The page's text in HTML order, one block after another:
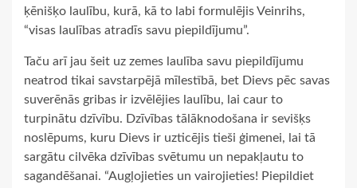
ķēnišķo laulību, kurā, kā to labi formulējis Veinrihs,
“visas laulības atradīs savu piepildījumu”.
Taču arī jau šeit uz zemes laulība savu piepildījumu
neatrod tikai savstarpējā mīlestībā, bet Dievs pēc savas
suverēnās gribas ir izvēlējies laulību, lai caur to
turpinātu dzīvību. Dzīvības tālāknodošana ir sevišķs
noslēpums, kuru Dievs ir uzticējis tieši ģimenei, lai tā
sargātu cilvēka dzīvības svētumu un nepakļautu to
sagandēšanai. “Augļojieties un vairojieties! Piepildiet